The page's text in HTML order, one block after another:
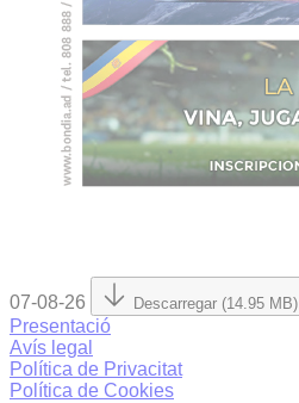
07-08-26 Descarregar (14.95 MB)
Presentació
Avís legal
Política de Privacitat
Política de Cookies